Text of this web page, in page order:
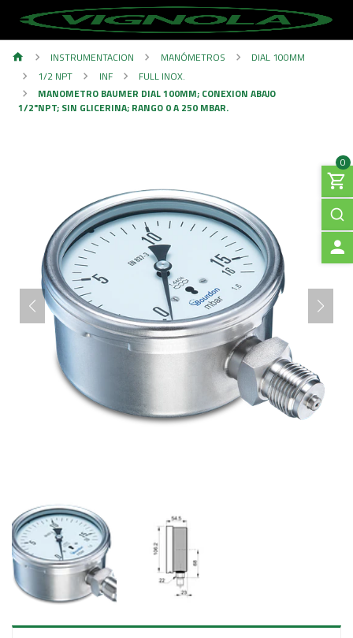
0
C
C
S
INSTRUMENTACION MANÓMETROS
DIAL 100MM
1/2 NPT
INF
FULL INOX.
MANOMETRO BAUMER DIAL 100MM; CONEXION ABAJO
1/2"NPT; SIN GLICERINA; RANGO 0 A 250 MBAR.